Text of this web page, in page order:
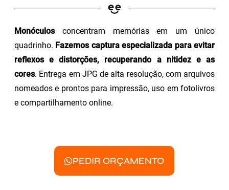
Monóculosconcentram memórias em um único
quadrinho. Fazemos captura especializada para evitar
reflexos e distorções, recuperando a nitidez e as
cores. Entrega em JPG de alta resolução, com arquivos
nomeados e prontos para impressão, uso em fotolivros
e compartilhamento online.
PEDIR ORÇAMENTO